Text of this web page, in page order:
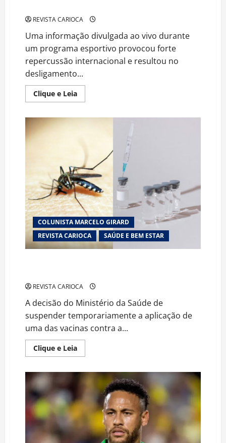
REVISTA CARIOCA
Uma informação divulgada ao vivo durante
um programa esportivo provocou forte
repercussão internacional e resultou no
desligamento...
Clique e LeiaRead
more
de
Gera
Crise
em
Emissora
e
Termina
em
Demissão
COLUNISTA MARCELO GIRARD
REVISTA CARIOCA
SAÚDE E BEM ESTAR
REVISTA CARIOCA
A decisão do Ministério da Saúde de
suspender temporariamente a aplicação de
uma das vacinas contra a...
Clique e LeiaRead
more
na
Pública:
Governo
Suspende
Vacinação
Contra
Dengue
Após